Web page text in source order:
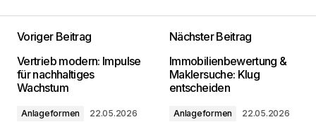
Deine E-Mail-Adresse wird nicht
veröffentlicht. Erforderliche Felder sind mit*
markiert
Kommentar*
Voriger Beitrag
Vertrieb modern: Impulse
für nachhaltiges
Wachstum
Anlageformen 22.05.2026
Nächster Beitrag
Immobilienbewertung &
Maklersuche: Klug
entscheiden
Anlageformen 22.05.2026